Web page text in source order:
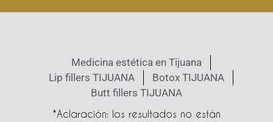
Medicina estética en Tijuana
Lip fillers TIJUANA
Botox TIJUANA
Butt fillers TIJUANA
*Aclaración: los resultados no están